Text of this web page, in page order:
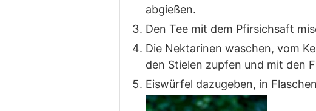
abgießen.
Den Tee mit dem Pfirsichsaft
Die Nektarinen waschen, vom
den Stielen zupfen und mit den
Eiswürfel dazugeben, in